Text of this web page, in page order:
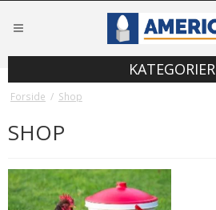
KATEGORIER
Forside / Shop
SHOP